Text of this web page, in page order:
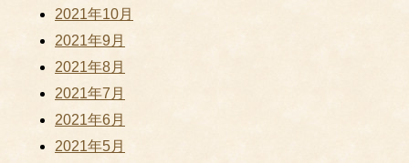
2021年10月
2021年9月
2021年8月
2021年7月
2021年6月
2021年5月